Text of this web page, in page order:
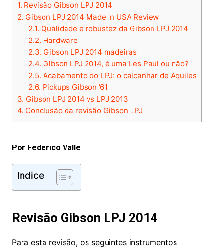
1. Revisão Gibson LPJ 2014
2. Gibson LPJ 2014 Made in USA Review
2.1. Qualidade e robustez da Gibson LPJ 2014
2.2. Hardware
2.3. Gibson LPJ 2014 madeiras
2.4. Gibson LPJ 2014, é uma Les Paul ou não?
2.5. Acabamento do LPJ: o calcanhar de Aquiles
2.6. Pickups Gibson ’61
3. Gibson LPJ 2014 vs LPJ 2013
4. Conclusão da revisão Gibson LPJ
Por Federico Valle
Indice
Revisão Gibson LPJ 2014
Para esta revisão, os seguintes instrumentos